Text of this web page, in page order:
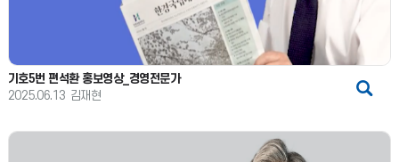
기호5번 편석환 홍보영상_경영전문가
2025.06.13 김재현